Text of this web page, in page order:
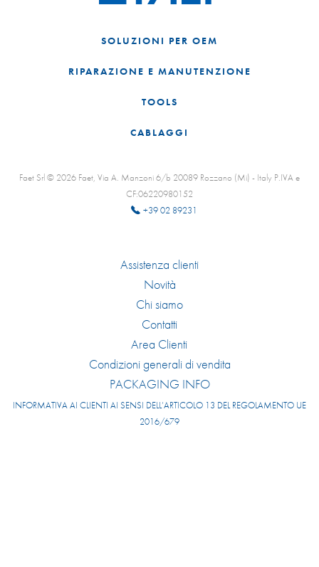
SOLUZIONI PER OEM
RIPARAZIONE E MANUTENZIONE
TOOLS
CABLAGGI
Faet Srl © 2026 Faet, Via A. Manzoni 6/b 20089 Rozzano (Mi) - Italy P.IVA e
CF:06220980152
+39 02 89231
Assistenza clienti
Novità
Chi siamo
Contatti
Area Clienti
Condizioni generali di vendita
PACKAGING INFO
INFORMATIVA AI CLIENTI AI SENSI DELL’ARTICOLO 13 DEL REGOLAMENTO UE
2016/679